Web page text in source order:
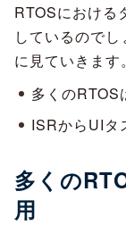
RTOSにおける
しているので
に見ていきます。
多くのRTOS
ISRからUIタ
多くの
用